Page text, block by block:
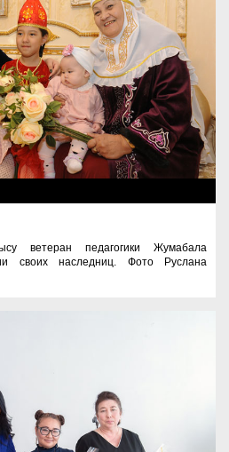
ветеран педагогики Жумабала
своих наследниц. Фото Руслана